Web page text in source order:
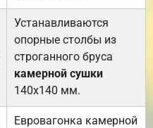
Устанавливаются
опорные столбы из
строганного бруса
камерной сушки
140х140 мм.
Евровагонка камерной